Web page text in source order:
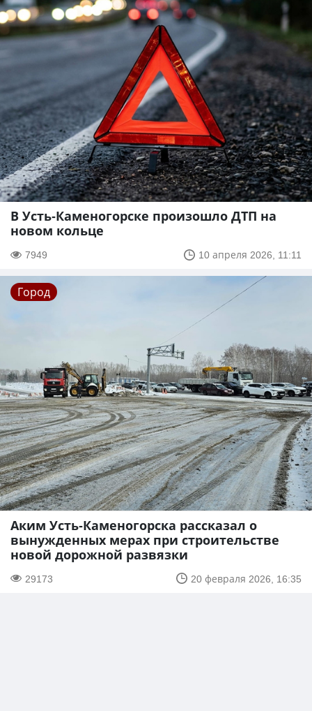
В Усть-Каменогорске произошло ДТП на
новом кольце
7949 10 апреля 2026, 11:11
Город
Аким Усть-Каменогорска рассказал о
вынужденных мерах при строительстве
новой дорожной развязки
29173 20 февраля 2026, 16:35